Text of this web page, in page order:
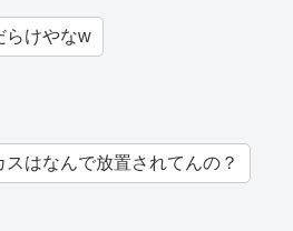
らけやなw
スはなんで放置されてんの？